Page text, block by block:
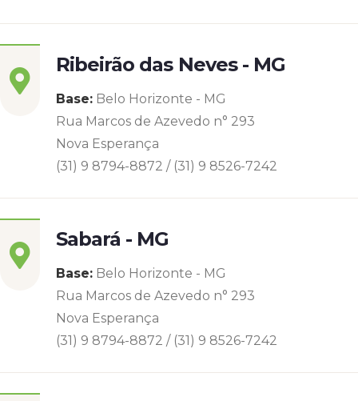
Ribeirão das Neves - MG
Base: Belo Horizonte - MG
Rua Marcos de Azevedo n° 293
Nova Esperança
(31) 9 8794-8872 / (31) 9 8526-7242
Sabará - MG
Base: Belo Horizonte - MG
Rua Marcos de Azevedo n° 293
Nova Esperança
(31) 9 8794-8872 / (31) 9 8526-7242